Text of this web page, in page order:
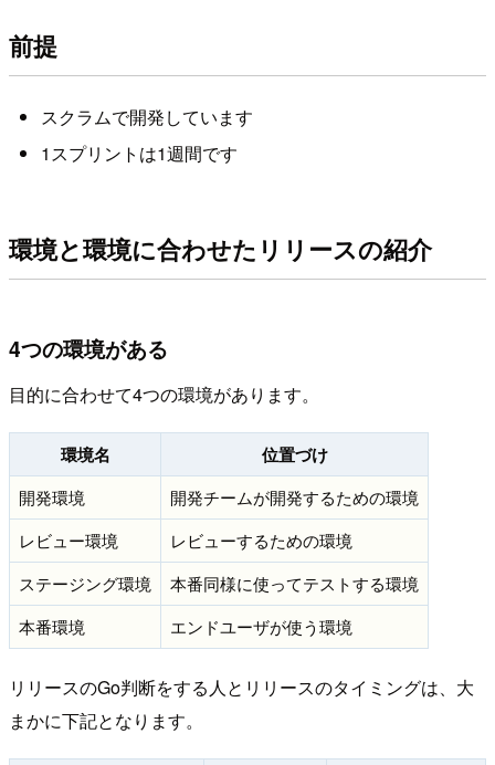
前提
スクラムで開発しています
1スプリントは1週間です
環境と環境に合わせたリリースの紹介
4つの環境がある
目的に合わせて4つの環境があります。
環境名 位置づけ
開発環境
開発チームが開発するための環境
レビュー環境
レビューするための環境
ステージング環境
本番同様に使ってテストする環境
本番環境
エンドユーザが使う環境
リリースのGo判断をする人とリリースのタイミングは、大
まかに下記となります。